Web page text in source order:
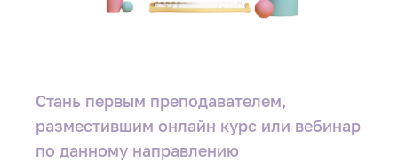
Стань первым преподавателем,
разместившим онлайн курс или вебинар
по данному направлению